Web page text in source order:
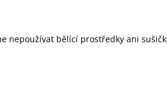
nepoužívat bělící prostředky ani